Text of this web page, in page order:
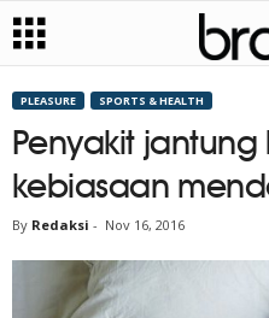
PLEASURE SPORTS & HEALTH
Penyakit
kebiasaan
By Redaksi - Nov 16, 2016